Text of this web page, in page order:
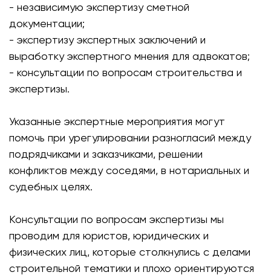
- независимую экспертизу сметной
документации;
- экспертизу экспертных заключений и
выработку экспертного мнения для адвокатов;
- консультации по вопросам строительства и
экспертизы.
Указанные экспертные мероприятия могут
помочь при урегулировании разногласий между
подрядчиками и заказчиками, решении
конфликтов между соседями, в нотариальных и
судебных целях.
Консультации по вопросам экспертизы мы
проводим для юристов, юридических и
физических лиц, которые столкнулись с делами
строительной тематики и плохо ориентируются